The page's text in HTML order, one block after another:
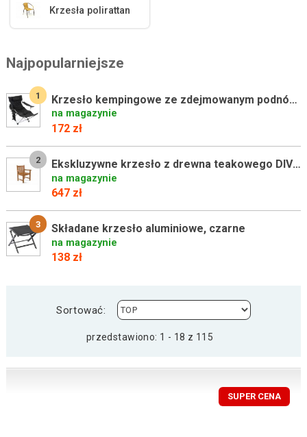
Krzesła polirattan
Najpopularniejsze
1 Krzesło kempingowe ze zdejmowanym podnóżkiem, czarne
na magazynie
172 zł
2 Ekskluzywne krzesło z drewna teakowego DIVERO
na magazynie
647 zł
3 Składane krzesło aluminiowe, czarne
na magazynie
138 zł
Sortować:
przedstawiono: 1 - 18 z 115
SUPER CENA